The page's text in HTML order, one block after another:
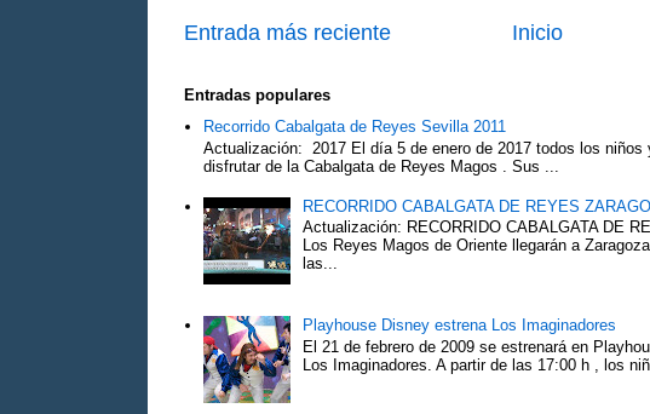
Entrada más reciente Inicio
Entradas populares
Recorrido Cabalgata de Reyes Sevilla 2011
Actualización: 2017 El día 5 de enero de 2017 todos los niños
disfrutar de la Cabalgata de Reyes Magos . Sus ...
RECORRIDO CABALGATA DE REYES
Actualización: RECORRIDO CABALGATA DE
Los Reyes Magos de Oriente llegarán a
las...
Playhouse Disney estrena Los Imaginadores
El 21 de febrero de 2009 se estrenará en
Los Imaginadores. A partir de las 17:00 h , los